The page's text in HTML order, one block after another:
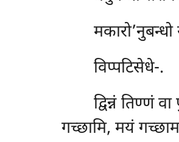
विप्पटिसेधे-.
द्विन्नं तिण्णं
गच्छामि, मयं